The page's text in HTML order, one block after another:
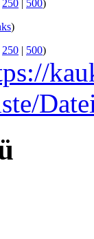
250 | 500)
)
250 | 500)